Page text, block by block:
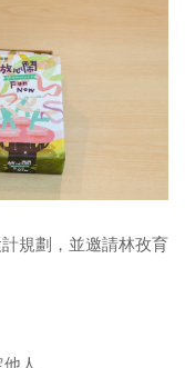
計規劃，並邀請林孜育